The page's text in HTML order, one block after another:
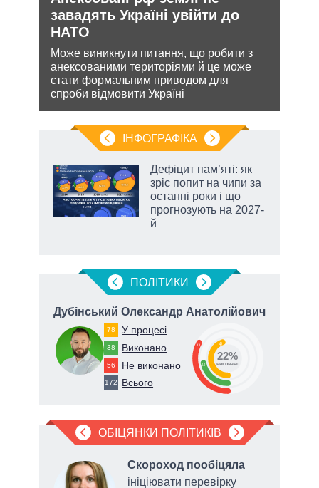
завадять Україні увійти до
НАТО
Може виникнути питання, що робити з
анексованими територіями й це може
стати формальним приводом для
спроби відмовити Україні
ІНФОГРАФІКА
Дефіцит пам’яті: як
зріс попит на чипи за
останні роки і що
прогнозують на 2027-
й
ПОЛIТИКИ
Дубінський Олександр Анатолійович
78 У процесі
38 Виконано
56 Не виконано
172 Всього
33
22
45
22%
виконано
ОБІЦЯНКИ ПОЛІТИКІВ
Скороход пообіцяла
ініціювати перевірку